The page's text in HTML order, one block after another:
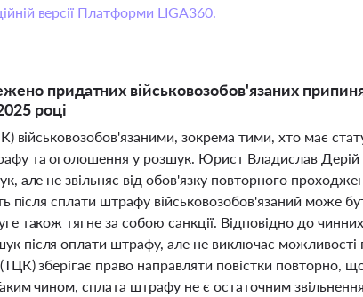
версії Платформи LIGA360.
придатних військовозобов'язаних
році
військовозобов'язаними, зокрема тими, хто має
та оголошення у розшук. Юрист Владислав
не звільняє від обов'язку повторного
після сплати штрафу військовозобов'язаний може
також тягне за собою санкції. Відповідно до
після оплати штрафу, але не виключає можливості
зберігає право направляти повістки повторно,
чином, сплата штрафу не є остаточним